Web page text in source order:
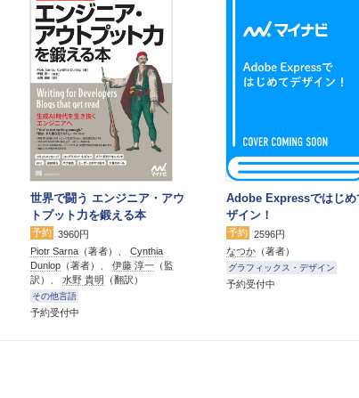
世界で闘う エンジニア・アウ
トプット力を鍛える本
予約 3960円
Piotr Sarna （著者）、 Cynthia
Dunlop （著者）、 伊藤 淳一 （監
訳）、 水野 貴明 （翻訳）
その他言語
予約受付中
Adobe Expressではじめ
ザイン！
予約 2596円
なつか （著者）
グラフィックス・デザイン
予約受付中